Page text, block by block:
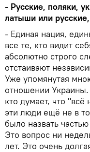
- Русские, поляки,
латыши или
- Единая нация,
все те, кто видит
абсолютно строго
отстаивают
Уже упомянутая
отношении Украины.
кто думает, что
эти люди ещё не в
было назвать
Это вопрос ни
лет. Это очень